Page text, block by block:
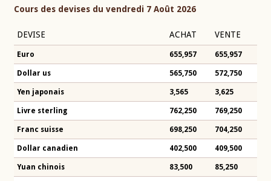
Cours des devises du vendredi 7 Août 2026
DEVISE ACHAT VENTE
Euro 655,957 655,957
Dollar us 565,750 572,750
Yen japonais 3,565 3,625
Livre sterling 762,250 769,250
Franc suisse 698,250 704,250
Dollar canadien 402,500 409,500
Yuan chinois 83,500 85,250